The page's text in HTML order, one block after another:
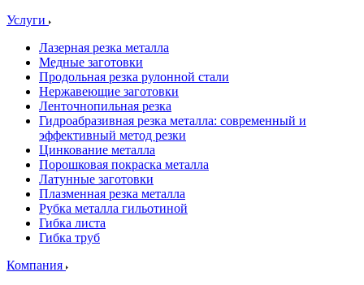
Услуги
Лазерная резка металла
Медные заготовки
Продольная резка рулонной стали
Нержавеющие заготовки
Ленточнопильная резка
Гидроабразивная резка металла: современный и
эффективный метод резки
Цинкование металла
Порошковая покраска металла
Латунные заготовки
Плазменная резка металла
Рубка металла гильотиной
Гибка листа
Гибка труб
Компания